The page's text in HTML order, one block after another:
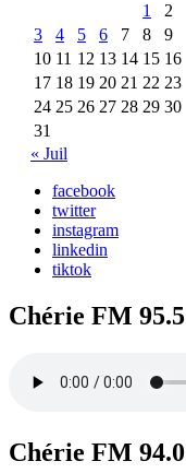
1
2
3
4 5 6 7 8
9
10 11 12 13 14 15 16
17 18 19 20 21 22 23
24 25 26 27 28 29 30
31
« Juil
facebook
twitter
instagram
linkedin
tiktok
Chérie FM 95.5
Chérie FM 94.0